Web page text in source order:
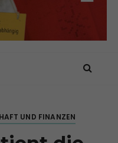
UND FINANZEN